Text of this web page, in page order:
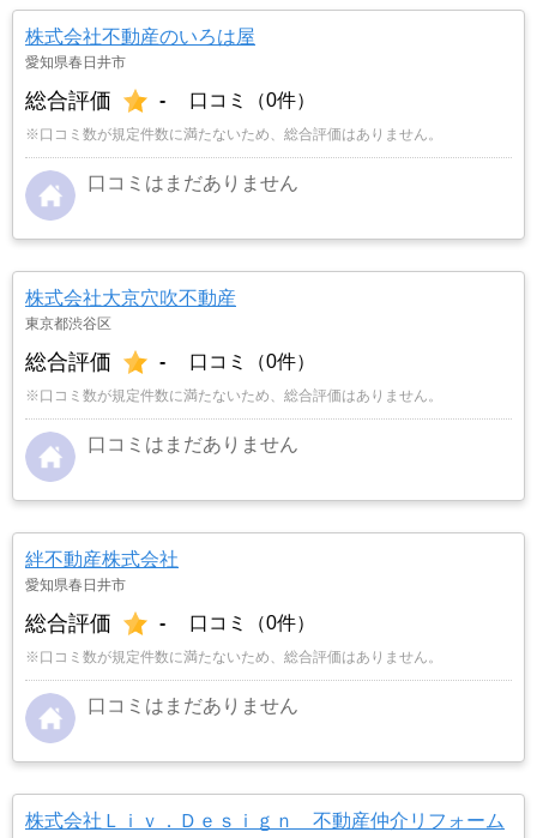
株式会社不動産のいろは屋
愛知県春日井市
総合評価 - 口コミ（0件）
※口コミ数が規定件数に満たないため、総合評価はありません。
口コミはまだありません
株式会社大京穴吹不動産
東京都渋谷区
総合評価 - 口コミ（0件）
※口コミ数が規定件数に満たないため、総合評価はありません。
口コミはまだありません
絆不動産株式会社
愛知県春日井市
総合評価 - 口コミ（0件）
※口コミ数が規定件数に満たないため、総合評価はありません。
口コミはまだありません
株式会社Ｌｉｖ．Ｄｅｓｉｇｎ 不動産仲介リフォーム